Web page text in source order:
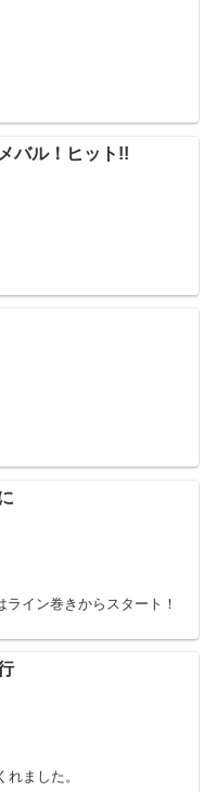
バル！ヒット!!
イン巻きからスタート！
ました。